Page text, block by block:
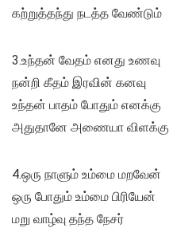
கற்றுத்தந்து நடத்த வேண்டும்
3.உந்தன் வேதம் எனது உணவு
நன்றி கீதம் இரவின் கனவு
உந்தன் பாதம் போதும் எனக்கு
அதுதானே அணையா விளக்கு
4.ஒரு நாளும் உம்மை மறவேன்
ஒரு போதும் உம்மை பிரியேன்
மறு வாழ்வு தந்த நேசர்